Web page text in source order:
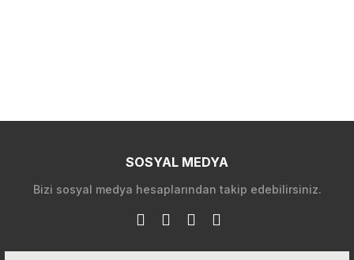
SOSYAL MEDYA
Bizi sosyal medya hesaplarından takip edebilirsiniz.